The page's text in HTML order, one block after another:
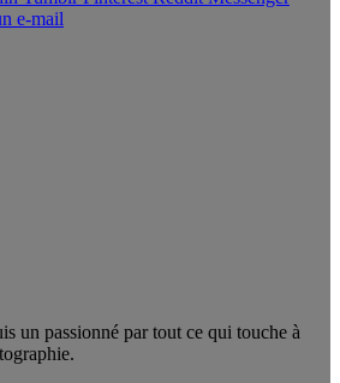
e-mail
un passionné par tout ce qui touche à